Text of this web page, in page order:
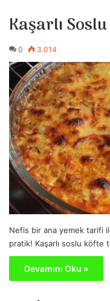
Kaşarlı
0 3.014
Nefis bir ana yemek tarifi
pratik! Kaşarlı soslu köfte
Devamını Oku »